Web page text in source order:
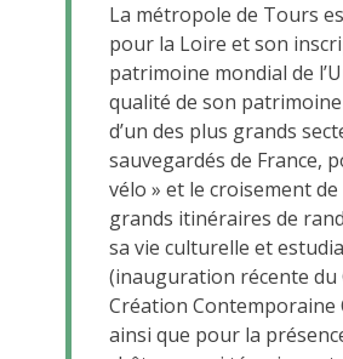
La métropole de Tours
pour la Loire et son
patrimoine mondial de
qualité de son
d’un des plus grands
sauvegardés de France,
vélo » et le croisement
grands itinéraires de
sa vie culturelle et
(inauguration récente du
Création Contemporaine
ainsi que pour la